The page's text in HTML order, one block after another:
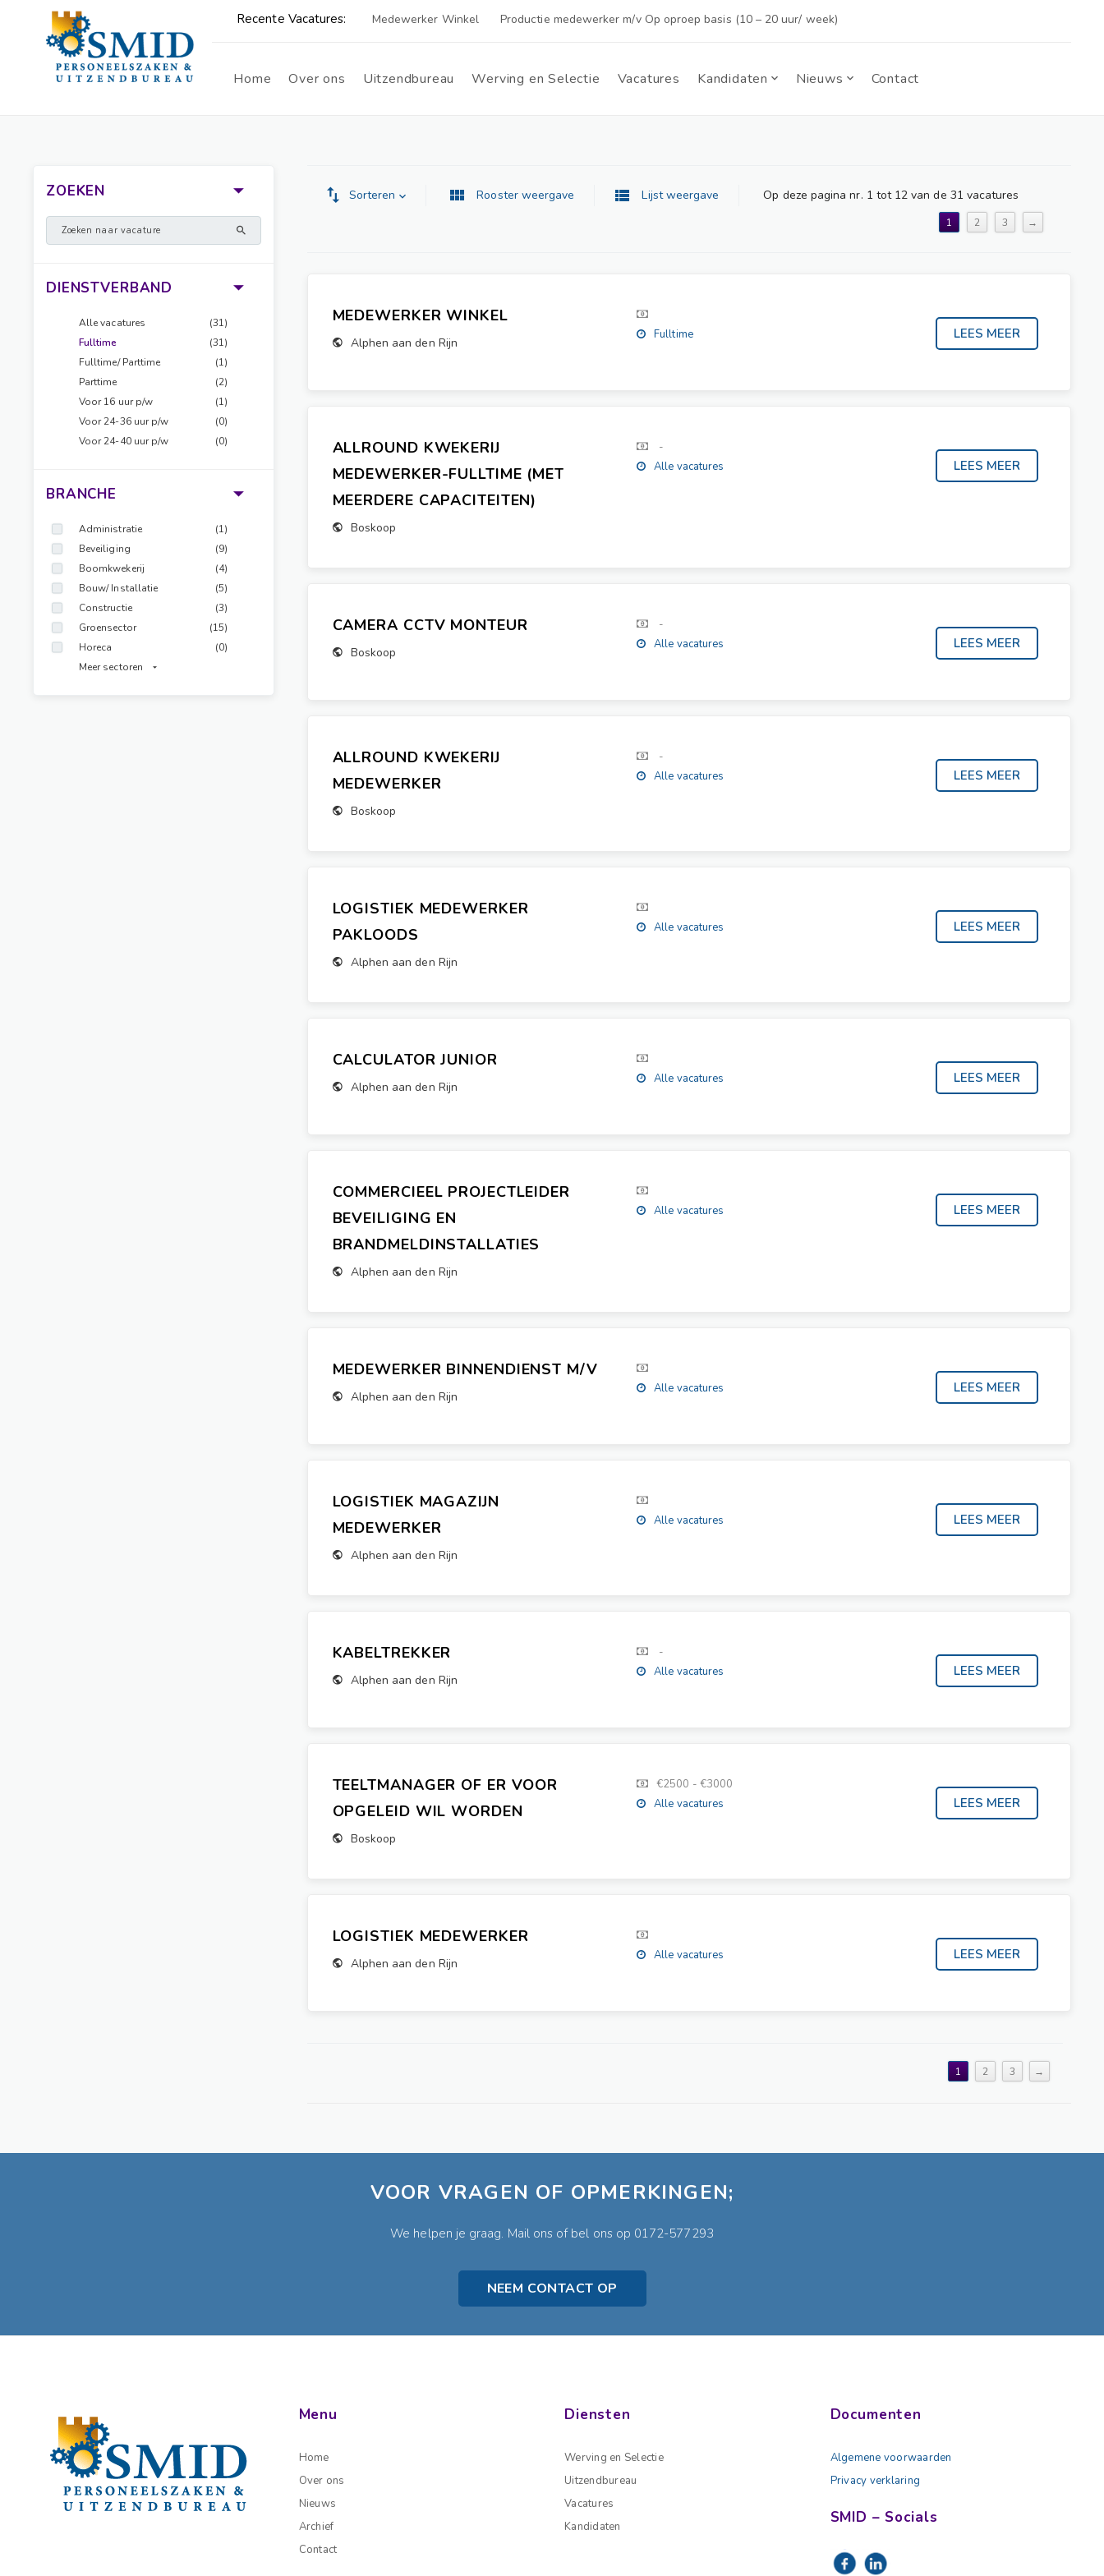
Medewerker Winkel Productie medewerker m/v Op oproep basis (10 – 20 uur/ week)
Home Over ons Uitzendbureau Werving en Selectie Vacatures Kandidaten Nieuws Contact
ZOEKEN
DIENSTVERBAND
Alle vacatures
(31)
Fulltime
(31)
Fulltime/ Parttime
(1)
Parttime
(2)
Voor 16 uur p/w
(1)
Voor 24-36 uur p/w
(0)
Voor 24-40 uur p/w
(0)
BRANCHE
Administratie
(1)
Beveiliging
(9)
Boomkwekerij
(4)
Bouw/ Installatie
(5)
Constructie
(3)
Groensector
(15)
Horeca
(0)
Meer sectoren
Sorteren Rooster weergave Lijst weergave Op deze pagina nr. 1 tot 12 van de 31 vacatures
1 2 3 →
MEDEWERKER WINKEL
Alphen aan den Rijn
Fulltime
ALLROUND KWEKERIJ
MEDEWERKER-FULLTIME (MET
MEERDERE CAPACITEITEN)
Boskoop
-
Alle vacatures
CAMERA CCTV MONTEUR
Boskoop
-
Alle vacatures
ALLROUND KWEKERIJ
MEDEWERKER
Boskoop
-
Alle vacatures
LOGISTIEK MEDEWERKER
PAKLOODS
Alphen aan den Rijn
Alle vacatures
CALCULATOR JUNIOR
Alphen aan den Rijn
Alle vacatures
COMMERCIEEL PROJECTLEIDER
BEVEILIGING EN
BRANDMELDINSTALLATIES
Alphen aan den Rijn
Alle vacatures
MEDEWERKER BINNENDIENST M/V
Alphen aan den Rijn
Alle vacatures
LOGISTIEK MAGAZIJN
MEDEWERKER
Alphen aan den Rijn
Alle vacatures
KABELTREKKER
Alphen aan den Rijn
-
Alle vacatures
TEELTMANAGER OF ER VOOR
OPGELEID WIL WORDEN
Boskoop
€2500 - €3000
Alle vacatures
LOGISTIEK MEDEWERKER
Alphen aan den Rijn
Alle vacatures
1 2 3 →
VOOR VRAGEN OF OPMERKINGEN;
We helpen je graag. Mail ons of bel ons op 0172-577293
NEEM CONTACT OP
Menu
Home
Over ons
Nieuws
Archief
Contact
Diensten
Werving en Selectie
Uitzendbureau
Vacatures
Kandidaten
Documenten
Algemene voorwaarden
Privacy verklaring
SMID – Socials